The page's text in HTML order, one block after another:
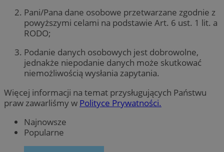
Pani/Pana dane osobowe przetwarzane zgodnie z
powyższymi celami na podstawie Art. 6 ust. 1 lit. a
RODO;
Podanie danych osobowych jest dobrowolne,
jednakże niepodanie danych może skutkować
niemożliwością wysłania zapytania.
Więcej informacji na temat przysługujących Państwu
praw zawarliśmy w Polityce Prywatności.
Najnowsze
Popularne